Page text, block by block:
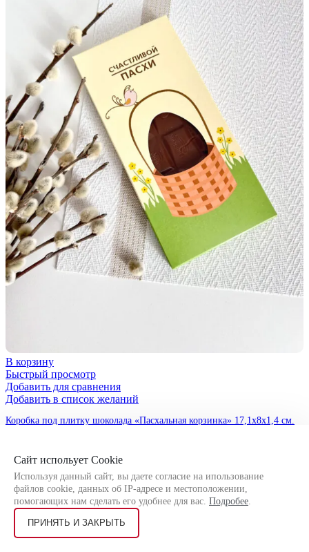
В корзину
Быстрый просмотр
Добавить для сравнения
Добавить в список желаний
Коробка под плитку шоколада «Пасхальная корзинка» 17,1х8х1,4 см.
Сайт испольует Cookie
Используя данный сайт, вы даете согласие на ипользование
файлов cookie, данных об IP-адресе и местоположении,
помогающих нам сделать его удобнее для вас. Подробее.
ПРИНЯТЬ И ЗАКРЫТЬ